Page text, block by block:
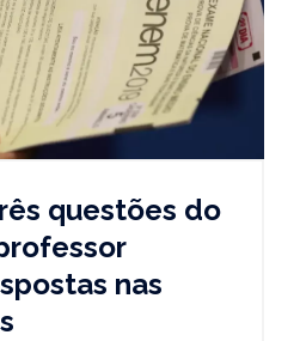
questões do
nas